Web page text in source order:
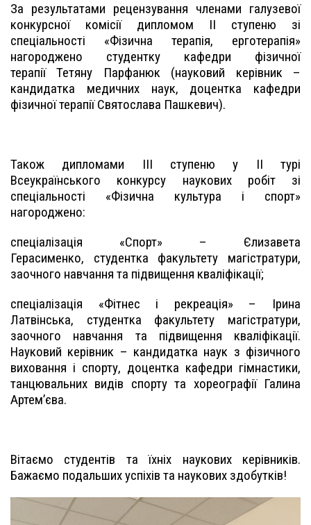
За результатами рецензування членами галузевої
конкурсної комісії дипломом II ступеню зі
спеціальності «Фізична терапія, ерготерапія»
нагороджено студентку кафедри фізичної
терапії Тетяну Парфанюк (науковий керівник –
кандидатка медичних наук, доцентка кафедри
фізичної терапії Святослава Пашкевич).
Також дипломами III ступеню у II турі
Всеукраїнського конкурсу наукових робіт зі
спеціальності «Фізична культура і спорт»
нагороджено:
спеціалізація «Спорт» – Єлизавета
Герасименко, студентка факультету магістратури,
заочного навчання та підвищення кваліфікації;
спеціалізація «Фітнес і рекреація» – Ірина
Латвінська, студентка факультету магістратури,
заочного навчання та підвищення кваліфікації.
Науковий керівник – кандидатка наук з фізичного
виховання і спорту, доцентка кафедри гімнастики,
танцювальних видів спорту та хореографії Галина
Артем’єва.
Вітаємо студентів та їхніх наукових керівників.
Бажаємо подальших успіхів та наукових здобутків!